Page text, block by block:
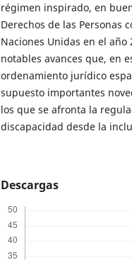
régimen inspirado, en
Derechos de las Personas
Naciones Unidas en el
notables avances que, en
ordenamiento jurídico
supuesto importantes
los que se afronta la
discapacidad desde la
Descargas